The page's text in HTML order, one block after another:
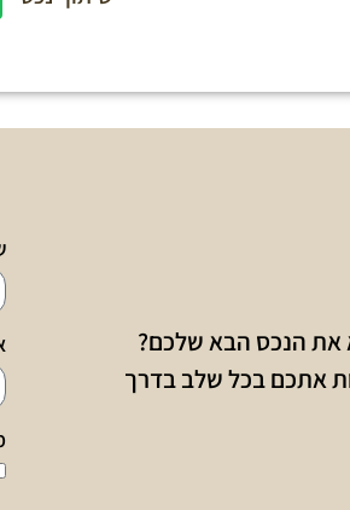
את הנכס הבא שלכם?
אתכם בכל שלב בדרך